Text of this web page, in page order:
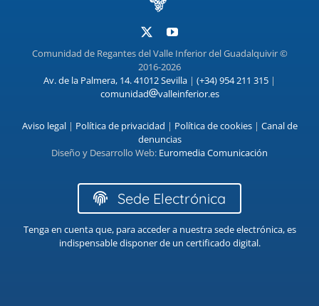
Comunidad de Regantes del Valle Inferior del Guadalquivir ©
2016-2026
Av. de la Palmera, 14. 41012 Sevilla | (+34) 954 211 315 |
comunidad
valleinferior.es
Aviso legal| Política de privacidad | Política de cookies| Canal de
denuncias
Diseño y Desarrollo Web: Euromedia Comunicación
Sede Electrónica
Tenga en cuenta que, para acceder a nuestra sede electrónica, es
indispensable disponer de un certificado digital.